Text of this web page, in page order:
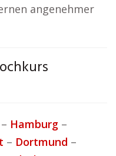
angenehmer
– Hamburg –
– Dortmund –